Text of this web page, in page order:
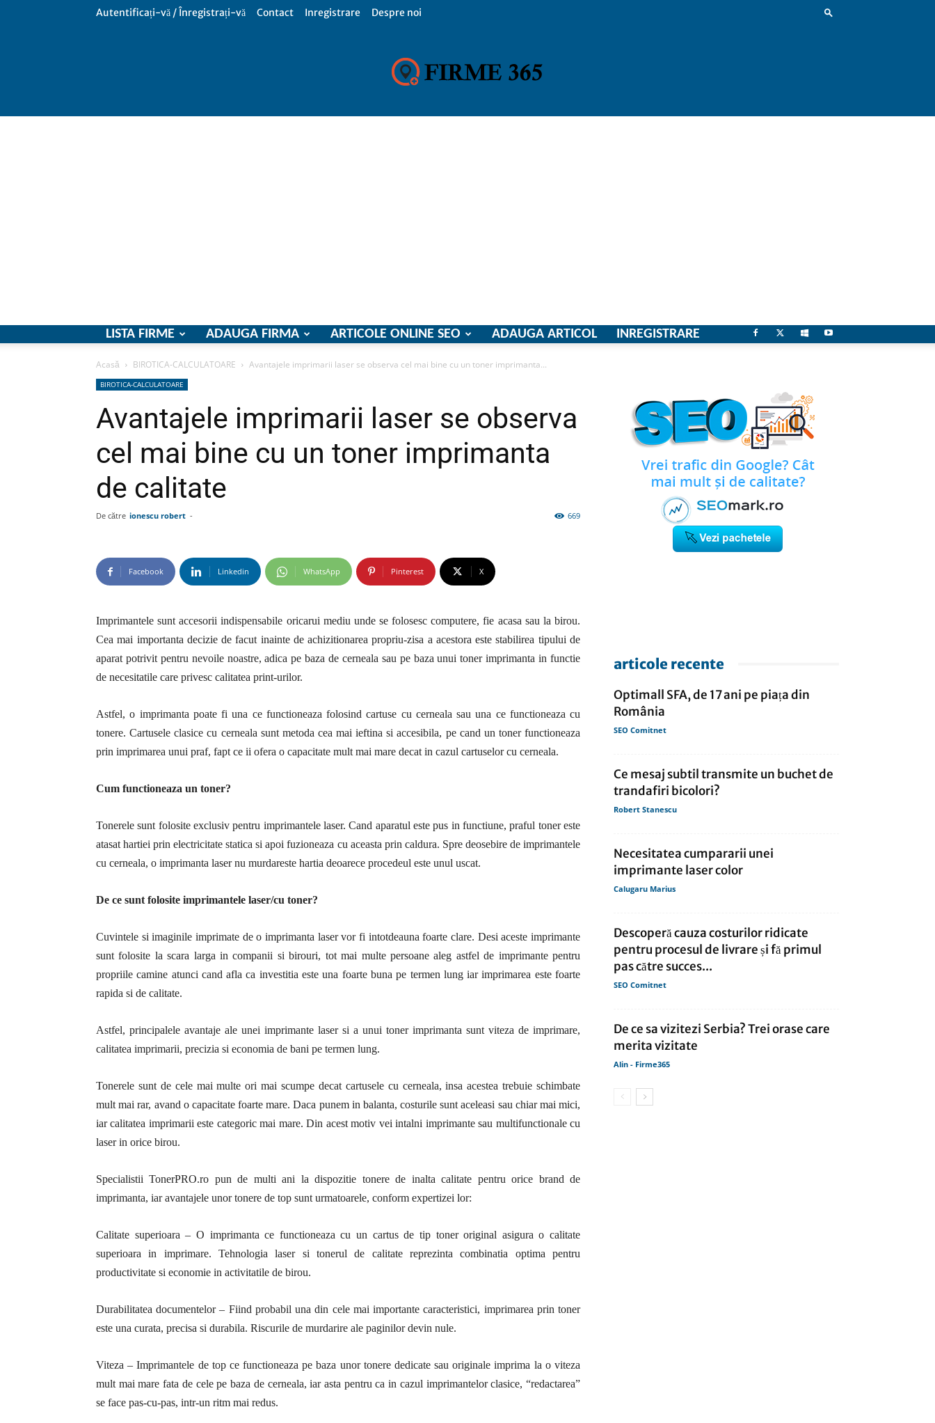
Autentificați-vă / Înregistrați-vă Contact Inregistrare Despre noi
comunicate
LISTA FIRME ADAUGA FIRMA ARTICOLE ONLINE SEO ADAUGA ARTICOL INREGISTRARE
Acasă BIROTICA-CALCULATOARE Avantajele imprimarii laser se observa cel mai bine cu un toner imprimanta...
BIROTICA-CALCULATOARE
Avantajele imprimarii laser se observa
cel mai bine cu un toner imprimanta
de calitate
De către ionescu robert - 669
Facebook Linkedin WhatsApp Pinterest X
Imprimantele sunt accesorii indispensabile oricarui mediu unde se folosesc computere, fie acasa sau la birou.
Cea mai importanta decizie de facut inainte de achizitionarea propriu-zisa a acestora este stabilirea tipului de
aparat potrivit pentru nevoile noastre, adica pe baza de cerneala sau pe baza unui toner imprimanta in functie
de necesitatile care privesc calitatea print-urilor.
Astfel, o imprimanta poate fi una ce functioneaza folosind cartuse cu cerneala sau una ce functioneaza cu
tonere. Cartusele clasice cu cerneala sunt metoda cea mai ieftina si accesibila, pe cand un toner functioneaza
prin imprimarea unui praf, fapt ce ii ofera o capacitate mult mai mare decat in cazul cartuselor cu cerneala.
Cum functioneaza un toner?
Tonerele sunt folosite exclusiv pentru imprimantele laser. Cand aparatul este pus in functiune, praful toner este
atasat hartiei prin electricitate statica si apoi fuzioneaza cu aceasta prin caldura. Spre deosebire de imprimantele
cu cerneala, o imprimanta laser nu murdareste hartia deoarece procedeul este unul uscat.
De ce sunt folosite imprimantele laser/cu toner?
Cuvintele si imaginile imprimate de o imprimanta laser vor fi intotdeauna foarte clare. Desi aceste imprimante
sunt folosite la scara larga in companii si birouri, tot mai multe persoane aleg astfel de imprimante pentru
propriile camine atunci cand afla ca investitia este una foarte buna pe termen lung iar imprimarea este foarte
rapida si de calitate.
Astfel, principalele avantaje ale unei imprimante laser si a unui toner imprimanta sunt viteza de imprimare,
calitatea imprimarii, precizia si economia de bani pe termen lung.
Tonerele sunt de cele mai multe ori mai scumpe decat cartusele cu cerneala, insa acestea trebuie schimbate
mult mai rar, avand o capacitate foarte mare. Daca punem in balanta, costurile sunt aceleasi sau chiar mai mici,
iar calitatea imprimarii este categoric mai mare. Din acest motiv vei intalni imprimante sau multifunctionale cu
laser in orice birou.
Specialistii TonerPRO.ro pun de multi ani la dispozitie tonere de inalta calitate pentru orice brand de
imprimanta, iar avantajele unor tonere de top sunt urmatoarele, conform expertizei lor:
Calitate superioara – O imprimanta ce functioneaza cu un cartus de tip toner original asigura o calitate
superioara in imprimare. Tehnologia laser si tonerul de calitate reprezinta combinatia optima pentru
productivitate si economie in activitatile de birou.
Durabilitatea documentelor – Fiind probabil una din cele mai importante caracteristici, imprimarea prin toner
este una curata, precisa si durabila. Riscurile de murdarire ale paginilor devin nule.
Viteza – Imprimantele de top ce functioneaza pe baza unor tonere dedicate sau originale imprima la o viteza
mult mai mare fata de cele pe baza de cerneala, iar asta pentru ca in cazul imprimantelor clasice, “redactarea”
se face pas-cu-pas, intr-un ritm mai redus.
articole recente
Optimall SFA, de 17 ani pe piața din
România
SEO Comitnet
Ce mesaj subtil transmite un buchet de
trandafiri bicolori?
Robert Stanescu
Necesitatea cumpararii unei
imprimante laser color
Calugaru Marius
Descoperă cauza costurilor ridicate
pentru procesul de livrare și fă primul
pas către succes...
SEO Comitnet
De ce sa vizitezi Serbia? Trei orase care
merita vizitate
Alin - Firme365